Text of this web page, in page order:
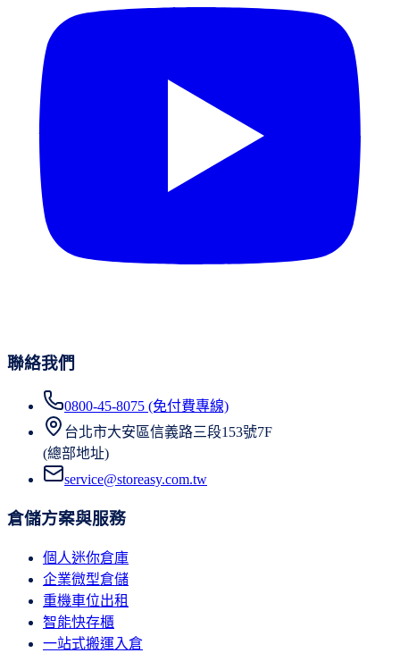
聯絡我們
0800-45-8075 (免付費專線)
台北市大安區信義路三段153號7F
(總部地址)
service@storeasy.com.tw
倉儲方案與服務
個人迷你倉庫
企業微型倉儲
重機車位出租
智能快存櫃
一站式搬運入倉